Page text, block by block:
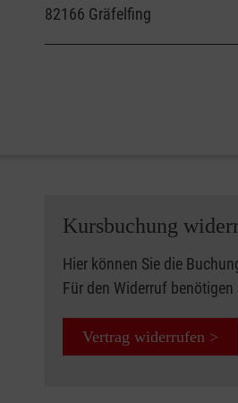
82166 Gräfelfing
Kursbuchung
Hier können Sie die
Für den Widerruf
Vertrag widerrufen >